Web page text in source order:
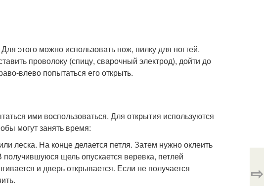
этого можно использовать нож, пилку для ногтей.
проволоку (спицу, сварочный электрод), дойти до
влево попытаться его открыть.
ими воспользоваться. Для открытия используются
могут занять время:
леска. На конце делается петля. Затем нужно оклеить
щель опускается веревка, петлей
и дверь открывается. Если не получается
⇨